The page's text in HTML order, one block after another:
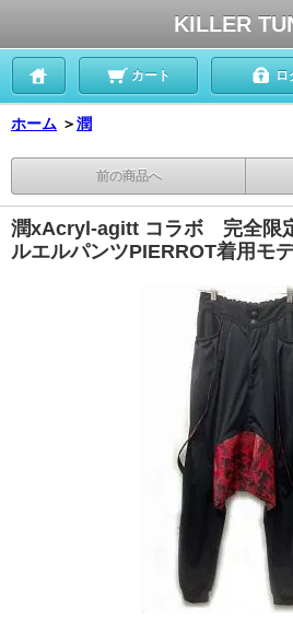
KILLER
カート ロ
ホーム ＞潤
前の商品へ
潤xAcryl-agitt コラボ 完全限
ルエルパンツPIERROT着用モ